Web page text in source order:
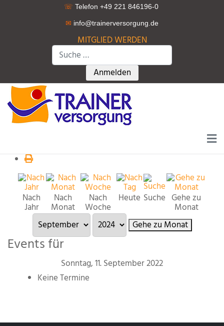
☏ Telefon +49 221 846196-0
✉ info@trainerversorgung.de
MITGLIED WERDEN
Suchen
Type 2 or more characters for
Anmelden
Nach
Jahr
Nach
Monat
Nach
Woche
Heute Suche Gehe zu
Monat
Gehe zu Monat
Events für
Sonntag, 11. September 2022
Keine Termine